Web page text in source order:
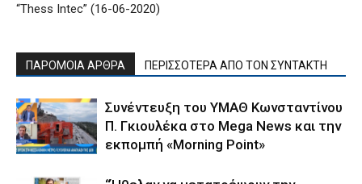
“Thess Intec” (16-06-2020)
ΠΑΡΟΜΟΙΑ ΑΡΘΡΑ ΠΕΡΙΣΣΟΤΕΡΑ ΑΠΟ ΤΟΝ ΣΥΝΤΑΚΤΗ
Συνέντευξη του ΥΜΑΘ Κωνσταντίνου
Π. Γκιουλέκα στο Mega News και την
εκπομπή «Morning Point»